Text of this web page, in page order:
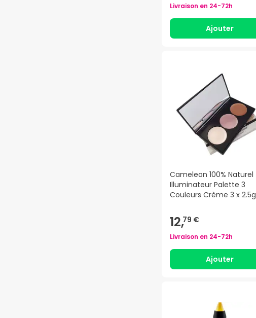
Livraison en 24-72h
Ajouter
Cameleon 100% Naturel
Illuminateur Palette 3
Couleurs Crème 3 x 2.5g
12,79 €
Livraison en 24-72h
Ajouter